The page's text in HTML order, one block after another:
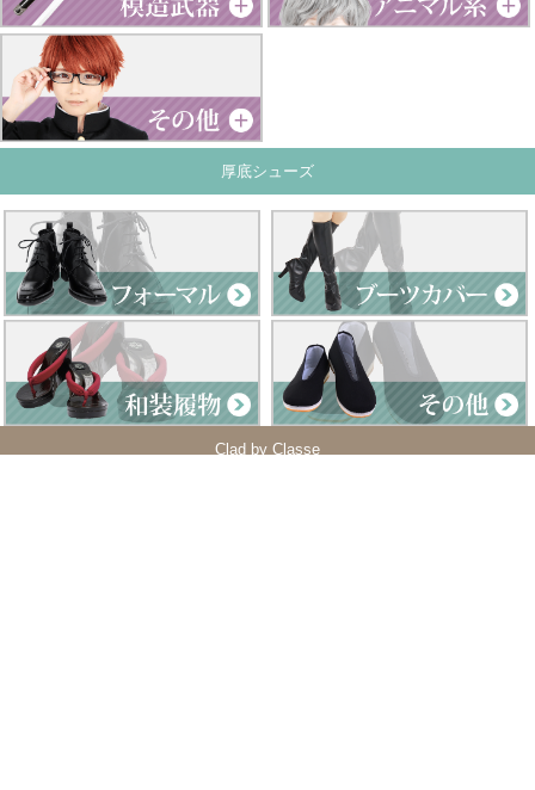
厚底シューズ
Clad by Classe